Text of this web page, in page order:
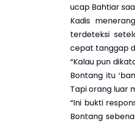
ucap Bahtiar
Kadis
terdeteksi
cepat tanggap
“Kalau pun
Bontang itu
Tapi orang luar
“Ini bukti
Bontang